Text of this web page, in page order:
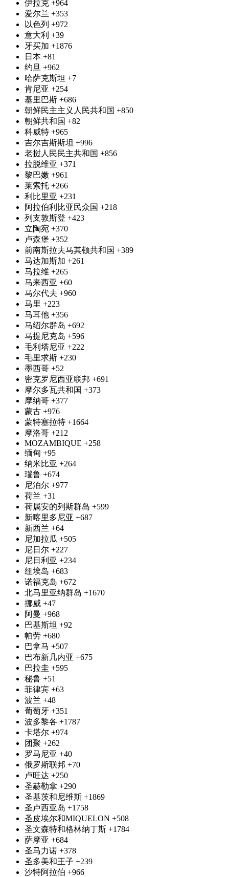
伊拉克 +964
爱尔兰 +353
以色列 +972
意大利 +39
牙买加 +1876
日本 +81
约旦 +962
哈萨克斯坦 +7
肯尼亚 +254
基里巴斯 +686
朝鲜民主主义人民共和国 +850
朝鲜共和国 +82
科威特 +965
吉尔吉斯斯坦 +996
老挝人民民主共和国 +856
拉脱维亚 +371
黎巴嫩 +961
莱索托 +266
利比里亚 +231
阿拉伯利比亚民众国 +218
列支敦斯登 +423
立陶宛 +370
卢森堡 +352
前南斯拉夫马其顿共和国 +389
马达加斯加 +261
马拉维 +265
马来西亚 +60
马尔代夫 +960
马里 +223
马耳他 +356
马绍尔群岛 +692
马提尼克岛 +596
毛利塔尼亚 +222
毛里求斯 +230
墨西哥 +52
密克罗尼西亚联邦 +691
摩尔多瓦共和国 +373
摩纳哥 +377
蒙古 +976
蒙特塞拉特 +1664
摩洛哥 +212
MOZAMBIQUE +258
缅甸 +95
纳米比亚 +264
瑙鲁 +674
尼泊尔 +977
荷兰 +31
荷属安的列斯群岛 +599
新喀里多尼亚 +687
新西兰 +64
尼加拉瓜 +505
尼日尔 +227
尼日利亚 +234
纽埃岛 +683
诺福克岛 +672
北马里亚纳群岛 +1670
挪威 +47
阿曼 +968
巴基斯坦 +92
帕劳 +680
巴拿马 +507
巴布新几内亚 +675
巴拉圭 +595
秘鲁 +51
菲律宾 +63
波兰 +48
葡萄牙 +351
波多黎各 +1787
卡塔尔 +974
团聚 +262
罗马尼亚 +40
俄罗斯联邦 +70
卢旺达 +250
圣赫勒拿 +290
圣基茨和尼维斯 +1869
圣卢西亚岛 +1758
圣皮埃尔和MIQUELON +508
圣文森特和格林纳丁斯 +1784
萨摩亚 +684
圣马力诺 +378
圣多美和王子 +239
沙特阿拉伯 +966